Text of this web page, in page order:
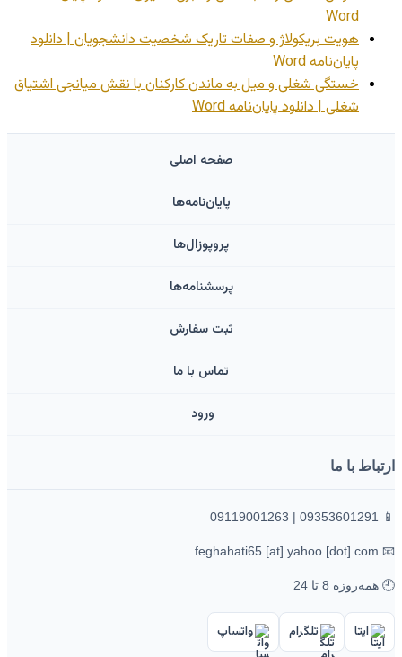
Word
هویت بریکولاژ و صفات تاریک شخصیت دانشجویان | دانلود
پایان‌نامه Word
خستگی شغلی و میل به ماندن کارکنان با نقش میانجی اشتیاق
شغلی | دانلود پایان‌نامه Word
صفحه اصلی
پایان‌نامه‌ها
پروپوزال‌ها
پرسشنامه‌ها
ثبت سفارش
تماس با ما
ورود ‌
ارتباط با ما
📱 09353601291 | 09119001263
📧 feghahati65 [at] yahoo [dot] com
🕘 همه‌روزه 8 تا 24
ایتا تلگرام واتساپ